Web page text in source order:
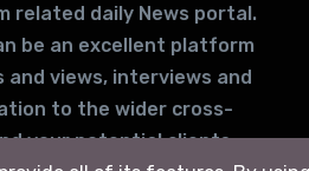
related daily News portal.
be an excellent platform
views, interviews and
to the wider cross-
your potential clients